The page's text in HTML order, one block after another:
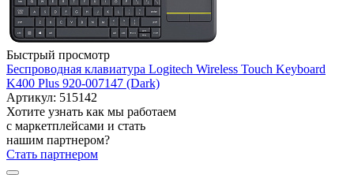
Быстрый просмотр
Беспроводная клавиатура Logitech Wireless Touch Keyboard
K400 Plus 920-007147 (Dark)
Артикул: 515142
Хотите узнать как мы работаем
с маркетплейсами и стать
нашим партнером?
Стать партнером